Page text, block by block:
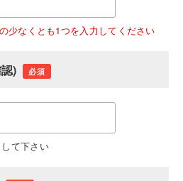
少なくとも1つを入力してください
) 必須
て下さい